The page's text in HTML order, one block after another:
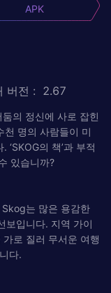
APK
버전 : 2.67
의 정신에 사로 잡힌
천 명의 사람들이 미
‘SKOG의 책’과 부적
있습니까?
는 많은 용감한
보입니다. 지역 가이
로 질러 무서운 여행
다.